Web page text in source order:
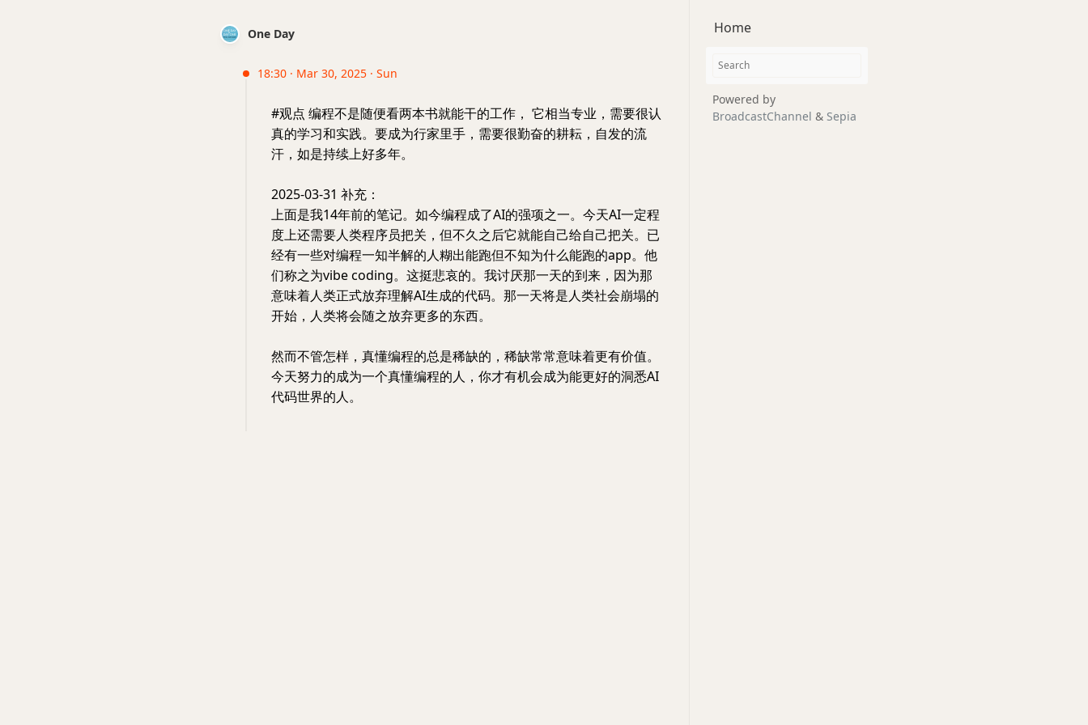
One Day
18:30 · Mar 30, 2025 · Sun
#观点 编程不是随便看两本书就能干的工作， 它相当专业，需要很认
真的学习和实践。要成为行家里手，需要很勤奋的耕耘，自发的流
汗，如是持续上好多年。
2025-03-31 补充：
上面是我14年前的笔记。如今编程成了AI的强项之一。今天AI一定程
度上还需要人类程序员把关，但不久之后它就能自己给自己把关。已
经有一些对编程一知半解的人糊出能跑但不知为什么能跑的app。他
们称之为vibe coding。这挺悲哀的。我讨厌那一天的到来，因为那
意味着人类正式放弃理解AI生成的代码。那一天将是人类社会崩塌的
开始，人类将会随之放弃更多的东西。
然而不管怎样，真懂编程的总是稀缺的，稀缺常常意味着更有价值。
今天努力的成为一个真懂编程的人，你才有机会成为能更好的洞悉AI
代码世界的人。
Home
Powered by
BroadcastChannel & Sepia